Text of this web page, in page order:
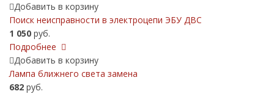
Добавить в корзину
Поиск неисправности в электроцепи ЭБУ ДВС
1 050 руб.
Подробнее
Добавить в корзину
Лампа ближнего света замена
682 руб.